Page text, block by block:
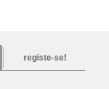
registe-se!